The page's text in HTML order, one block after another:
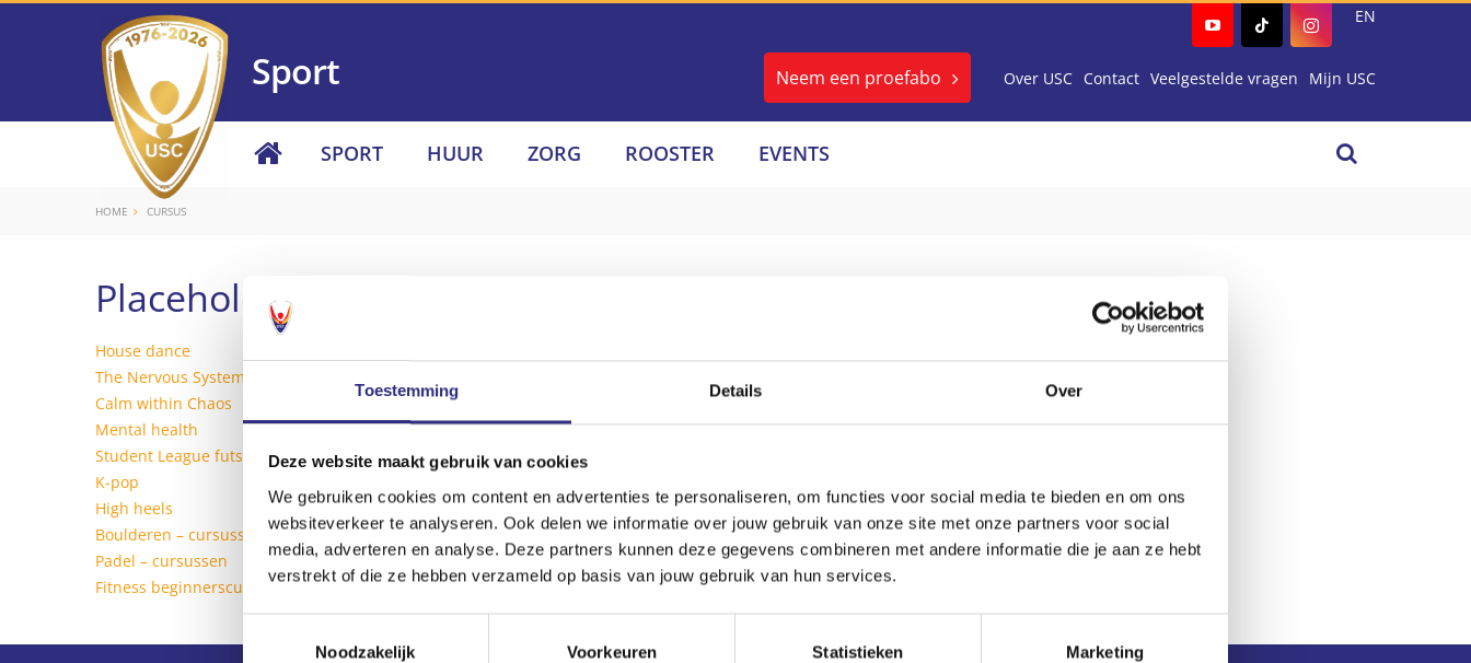
Toestemming Details Over
Deze website maakt gebruik van cookies
We gebruiken cookies om content en advertenties te personaliseren, om functies voor social media te bieden en om ons
websiteverkeer te analyseren. Ook delen we informatie over jouw gebruik van onze site met onze partners voor social
media, adverteren en analyse. Deze partners kunnen deze gegevens combineren met andere informatie die je aan ze hebt
verstrekt of die ze hebben verzameld op basis van jouw gebruik van hun services.
Noodzakelijk
Voorkeuren Statistieken Marketing
Sport
EN
Neem een proefabo Over USC Contact Veelgestelde vragen Mijn USC
SPORT HUUR ZORG ROOSTER EVENTS
HOME CURSUS
Placeholder archive wordt gebruikt.
House dance
The Nervous System Lab: Regulate and Restore
Calm within Chaos
Mental health
Student League futsal
K-pop
High heels
Boulderen – cursussen
Padel – cursussen
Fitness beginnerscursus